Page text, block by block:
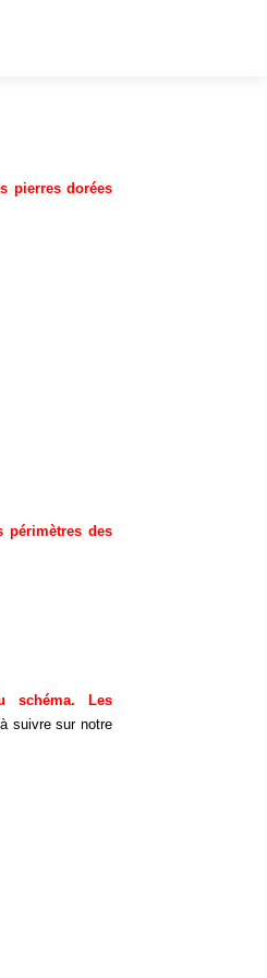
pierres dorées
périmètres des
schéma. Les
suivre sur notre